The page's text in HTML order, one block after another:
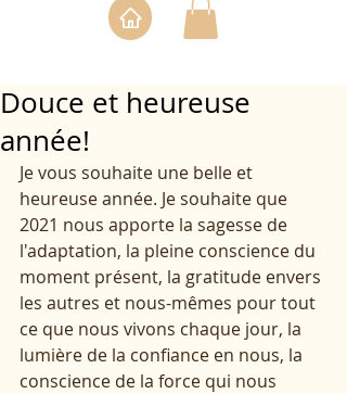
Douce et heureuse
année!
Je vous souhaite une belle et
heureuse année. Je souhaite que
2021 nous apporte la sagesse de
l'adaptation, la pleine conscience du
moment présent, la gratitude envers
les autres et nous-mêmes pour tout
ce que nous vivons chaque jour, la
lumière de la confiance en nous, la
conscience de la force qui nous